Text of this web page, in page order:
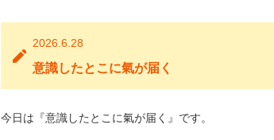
2026.6.28
意識したとこに氣が届く
今日は『意識したとこに氣が届く』です。